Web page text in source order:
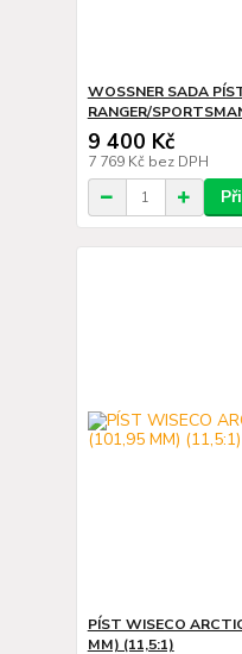
WOSSNER SADA
RANGER/
9 400 Kč
7 769 Kč bez DPH
PÍST WISECO
MM) (11,5:1)